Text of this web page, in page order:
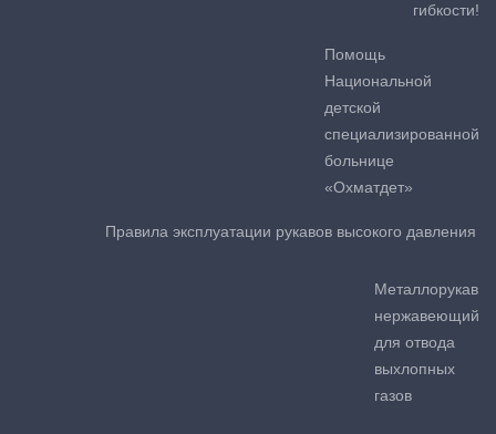
гибкости!
Помощь
Национальной
детской
специализированной
больнице
«Охматдет»
Правила эксплуатации рукавов высокого давления
Металлорукав
нержавеющий
для отвода
выхлопных
газов